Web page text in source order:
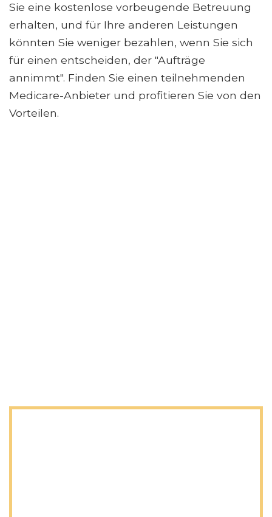
Sie eine kostenlose vorbeugende Betreuung
erhalten, und für Ihre anderen Leistungen
könnten Sie weniger bezahlen, wenn Sie sich
für einen entscheiden, der "Aufträge
annimmt". Finden Sie einen teilnehmenden
Medicare-Anbieter und profitieren Sie von den
Vorteilen.